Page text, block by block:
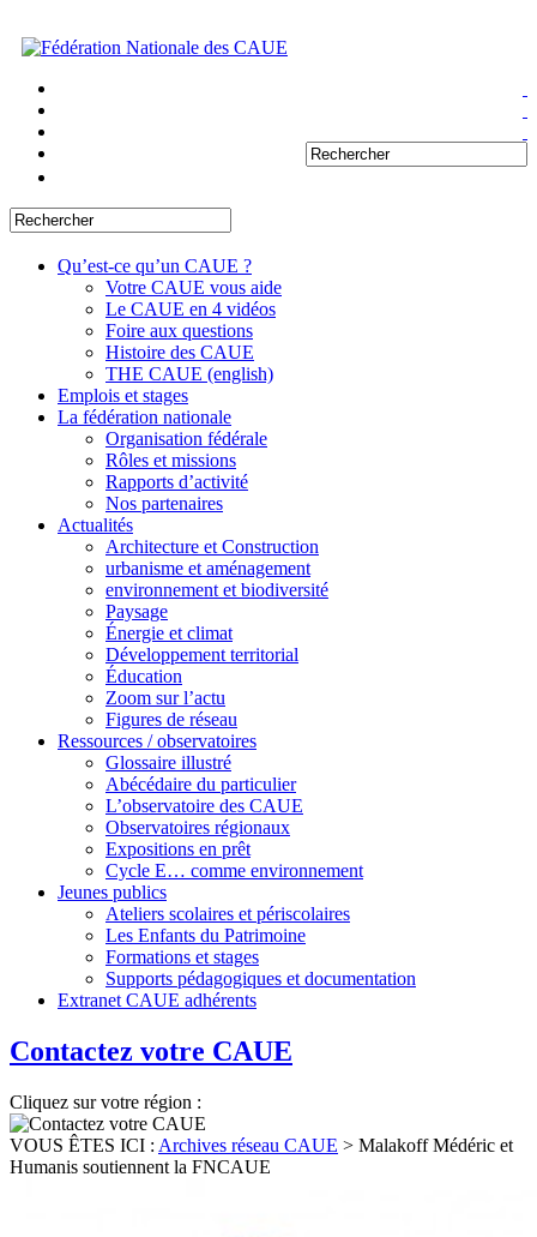
Qu’est-ce qu’un CAUE ?
Votre CAUE vous aide
Le CAUE en 4 vidéos
Foire aux questions
Histoire des CAUE
THE CAUE (english)
Emplois et stages
La fédération nationale
Organisation fédérale
Rôles et missions
Rapports d’activité
Nos partenaires
Actualités
Architecture et Construction
urbanisme et aménagement
environnement et biodiversité
Paysage
Énergie et climat
Développement territorial
Éducation
Zoom sur l’actu
Figures de réseau
Ressources / observatoires
Glossaire illustré
Abécédaire du particulier
L’observatoire des CAUE
Observatoires régionaux
Expositions en prêt
Cycle E… comme environnement
Jeunes publics
Ateliers scolaires et périscolaires
Les Enfants du Patrimoine
Formations et stages
Supports pédagogiques et documentation
Extranet CAUE adhérents
Contactez votre CAUE
Cliquez sur votre région :
VOUS ÊTES ICI : Archives réseau CAUE > Malakoff Médéric et
Humanis soutiennent la FNCAUE